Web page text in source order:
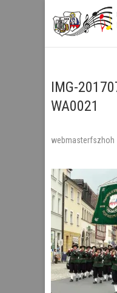
IMG-
WA0021
webmasterfszhoh